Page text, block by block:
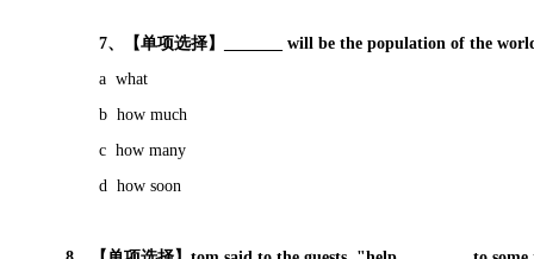
7、【单项选择】_______ will be the population of the
a what
b how much
c how many
d how soon